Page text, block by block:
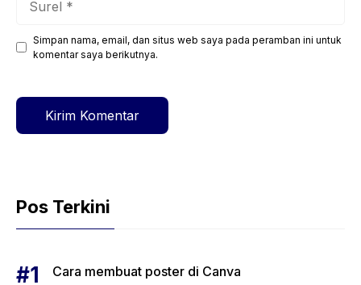
Situs
web
Simpan nama, email, dan situs web saya pada peramban ini untuk
komentar saya berikutnya.
Pos Terkini
Cara membuat poster di Canva